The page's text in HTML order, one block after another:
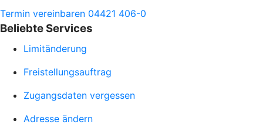
Termin vereinbaren 04421 406-0
Beliebte Services
Limitänderung
Freistellungsauftrag
Zugangsdaten vergessen
Adresse ändern